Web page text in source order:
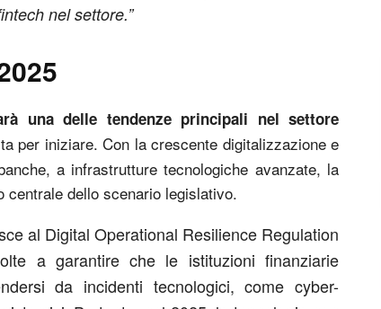
nel settore.”
una delle tendenze principali nel settore
per iniziare. Con la crescente digitalizzazione e
a infrastrutture tecnologiche avanzate, la
centrale dello scenario legislativo.
al Digital Operational Resilience Regulation
a garantire che le istituzioni finanziarie
da incidenti tecnologici, come cyber-